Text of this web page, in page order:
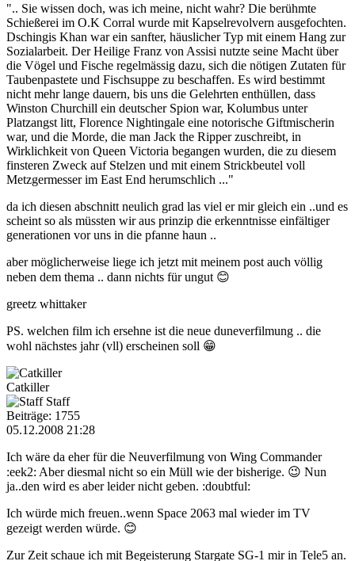
".. Sie wissen doch, was ich meine, nicht wahr? Die berühmte
Schießerei im O.K Corral wurde mit Kapselrevolvern ausgefochten.
Dschingis Khan war ein sanfter, häuslicher Typ mit einem Hang zur
Sozialarbeit. Der Heilige Franz von Assisi nutzte seine Macht über
die Vögel und Fische regelmässig dazu, sich die nötigen Zutaten für
Taubenpastete und Fischsuppe zu beschaffen. Es wird bestimmt
nicht mehr lange dauern, bis uns die Gelehrten enthüllen, dass
Winston Churchill ein deutscher Spion war, Kolumbus unter
Platzangst litt, Florence Nightingale eine notorische Giftmischerin
war, und die Morde, die man Jack the Ripper zuschreibt, in
Wirklichkeit von Queen Victoria begangen wurden, die zu diesem
finsteren Zweck auf Stelzen und mit einem Strickbeutel voll
Metzgermesser im East End herumschlich ..."
da ich diesen abschnitt neulich grad las viel er mir gleich ein ..und es
scheint so als müssten wir aus prinzip die erkenntnisse einfältiger
generationen vor uns in die pfanne haun ..
aber möglicherweise liege ich jetzt mit meinem post auch völlig
neben dem thema .. dann nichts für ungut 😊
greetz whittaker
PS. welchen film ich ersehne ist die neue duneverfilmung .. die
wohl nächstes jahr (vll) erscheinen soll 😁
Catkiller
Staff
Beiträge: 1755
05.12.2008 21:28
Ich wäre da eher für die Neuverfilmung von Wing Commander
:eek2: Aber diesmal nicht so ein Müll wie der bisherige. 😉 Nun
ja..den wird es aber leider nicht geben. :doubtful:
Ich würde mich freuen..wenn Space 2063 mal wieder im TV
gezeigt werden würde. 😊
Zur Zeit schaue ich mit Begeisterung Stargate SG-1 mir in Tele5 an.